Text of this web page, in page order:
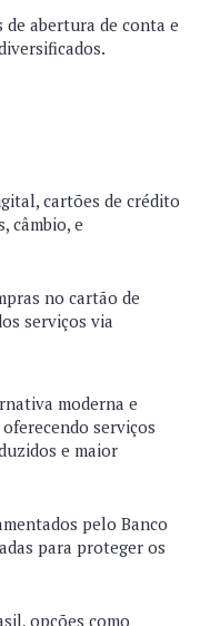
de abertura de conta e
cartões de crédito
câmbio, e
no cartão de
serviços via
moderna e
serviços
e maior
pelo Banco
para proteger os
opções como